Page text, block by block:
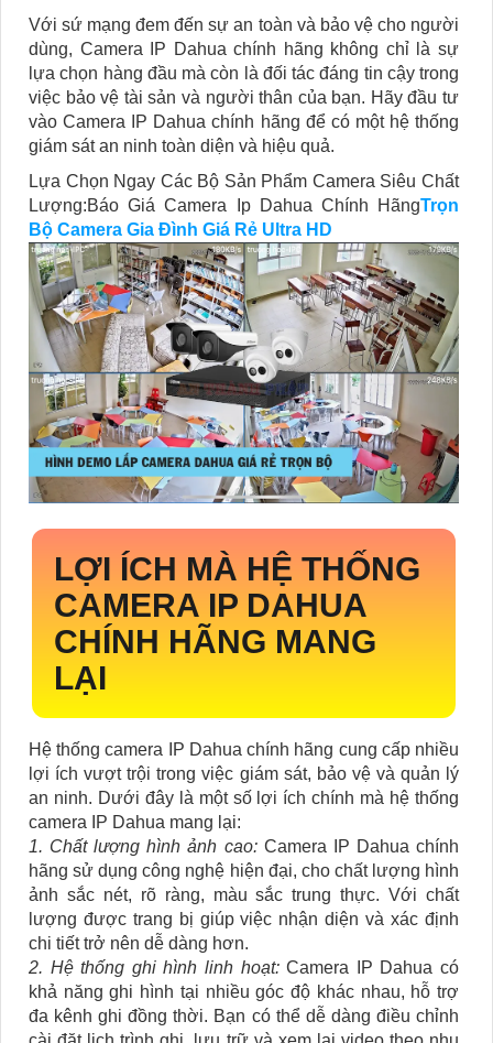
Với sứ mạng đem đến sự an toàn và bảo vệ cho người
dùng, Camera IP Dahua chính hãng không chỉ là sự
lựa chọn hàng đầu mà còn là đối tác đáng tin cậy trong
việc bảo vệ tài sản và người thân của bạn. Hãy đầu tư
vào Camera IP Dahua chính hãng để có một hệ thống
giám sát an ninh toàn diện và hiệu quả.
Lựa Chọn Ngay Các Bộ Sản Phẩm Camera Siêu Chất
Lượng:Báo Giá Camera Ip Dahua Chính HãngTrọn
Bộ Camera Gia Đình Giá Rẻ Ultra HD
LỢI ÍCH MÀ HỆ THỐNG
CAMERA IP DAHUA
CHÍNH HÃNG MANG
LẠI
Hệ thống camera IP Dahua chính hãng cung cấp nhiều
lợi ích vượt trội trong việc giám sát, bảo vệ và quản lý
an ninh. Dưới đây là một số lợi ích chính mà hệ thống
camera IP Dahua mang lại:
1. Chất lượng hình ảnh cao: Camera IP Dahua chính
hãng sử dụng công nghệ hiện đại, cho chất lượng hình
ảnh sắc nét, rõ ràng, màu sắc trung thực. Với chất
lượng được trang bị giúp việc nhận diện và xác định
chi tiết trở nên dễ dàng hơn.
2. Hệ thống ghi hình linh hoạt:Camera IP Dahua có
khả năng ghi hình tại nhiều góc độ khác nhau, hỗ trợ
đa kênh ghi đồng thời. Bạn có thể dễ dàng điều chỉnh